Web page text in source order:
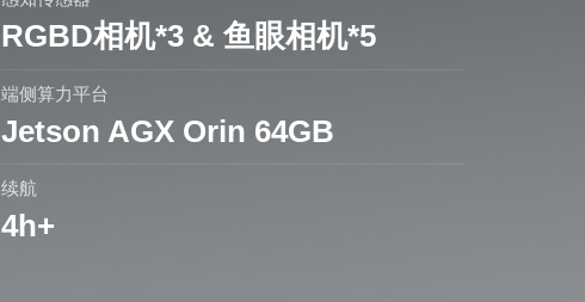
RGBD相机*3 & 鱼眼相机*5
端侧算力平台
Jetson AGX Orin 64GB
续航
4h+